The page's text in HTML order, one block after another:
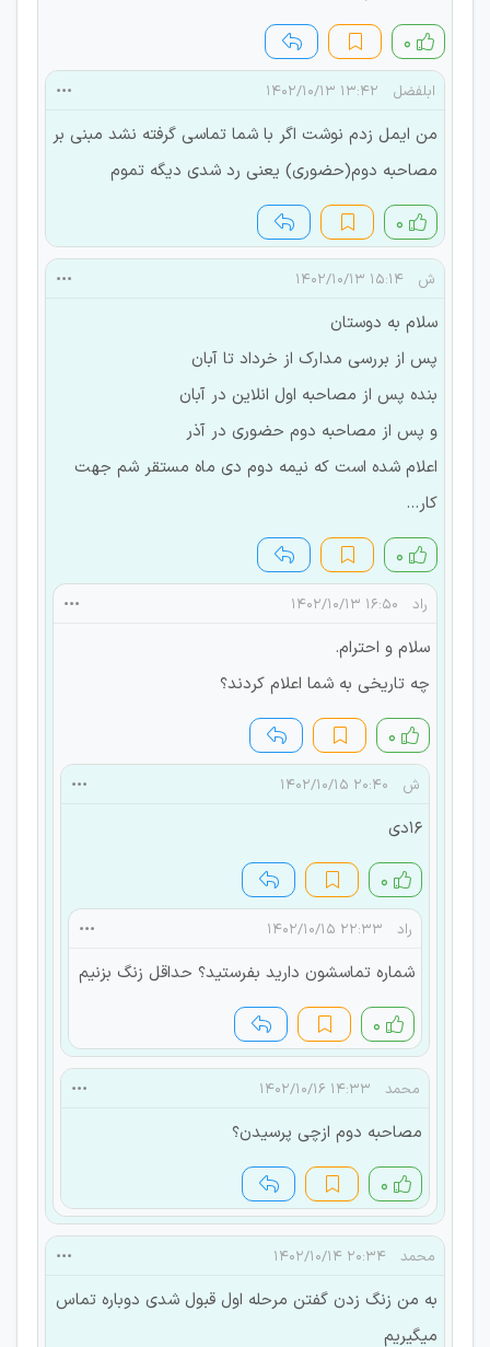
۰
ابلفضل ۱۳:۴۲ ۱۴۰۲/۱۰/۱۳
من ایمل زدم نوشت اگر با شما تماسی گرفته نشد مبنی بر
مصاحبه دوم(حضوری) یعنی رد شدی دیگه تموم
۰
ش ۱۵:۱۴ ۱۴۰۲/۱۰/۱۳
سلام به دوستان
پس از بررسی مدارک از خرداد تا آبان
بنده پس از مصاحبه اول انلاین در آبان
و پس از مصاحبه دوم حضوری در آذر
اعلام شده است که نیمه دوم دی ماه مستقر شم جهت
کار...
۰
راد ۱۶:۵۰ ۱۴۰۲/۱۰/۱۳
سلام و احترام.
چه تاریخی به شما اعلام کردند؟
۰
ش ۲۰:۴۰ ۱۴۰۲/۱۰/۱۵
۱۶دی
۰
راد ۲۲:۳۳ ۱۴۰۲/۱۰/۱۵
شماره تماسشون دارید بفرستید؟ حداقل زنگ بزنیم
۰
محمد ۱۴:۳۳ ۱۴۰۲/۱۰/۱۶
مصاحبه دوم ازچی پرسیدن؟
۰
محمد ۲۰:۳۴ ۱۴۰۲/۱۰/۱۴
به من زنگ زدن گفتن مرحله اول قبول شدی دوباره تماس
میگیریم